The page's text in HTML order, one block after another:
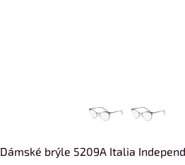
Dámské brýle 5209A Italia